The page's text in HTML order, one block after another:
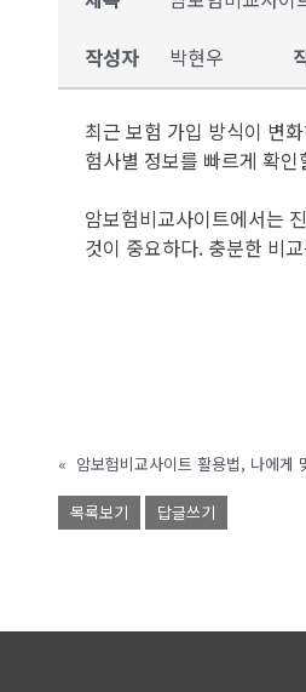
작성자
박현우
최근 보험 가입 방식이 변
험사별 정보를 빠르게 확
암보험비교사이트에서는
것이 중요하다. 충분한 비
« 암보험비교사이트 활용법, 나에게
목록보기 답글쓰기